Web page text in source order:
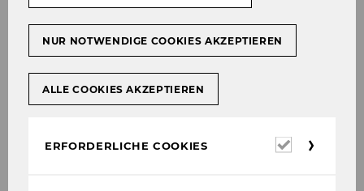
1/1
NUR NOTWENDIGE COOKIES AKZEPTIEREN
ALLE COOKIES AKZEPTIEREN
ERFORDERLICHE COOKIES